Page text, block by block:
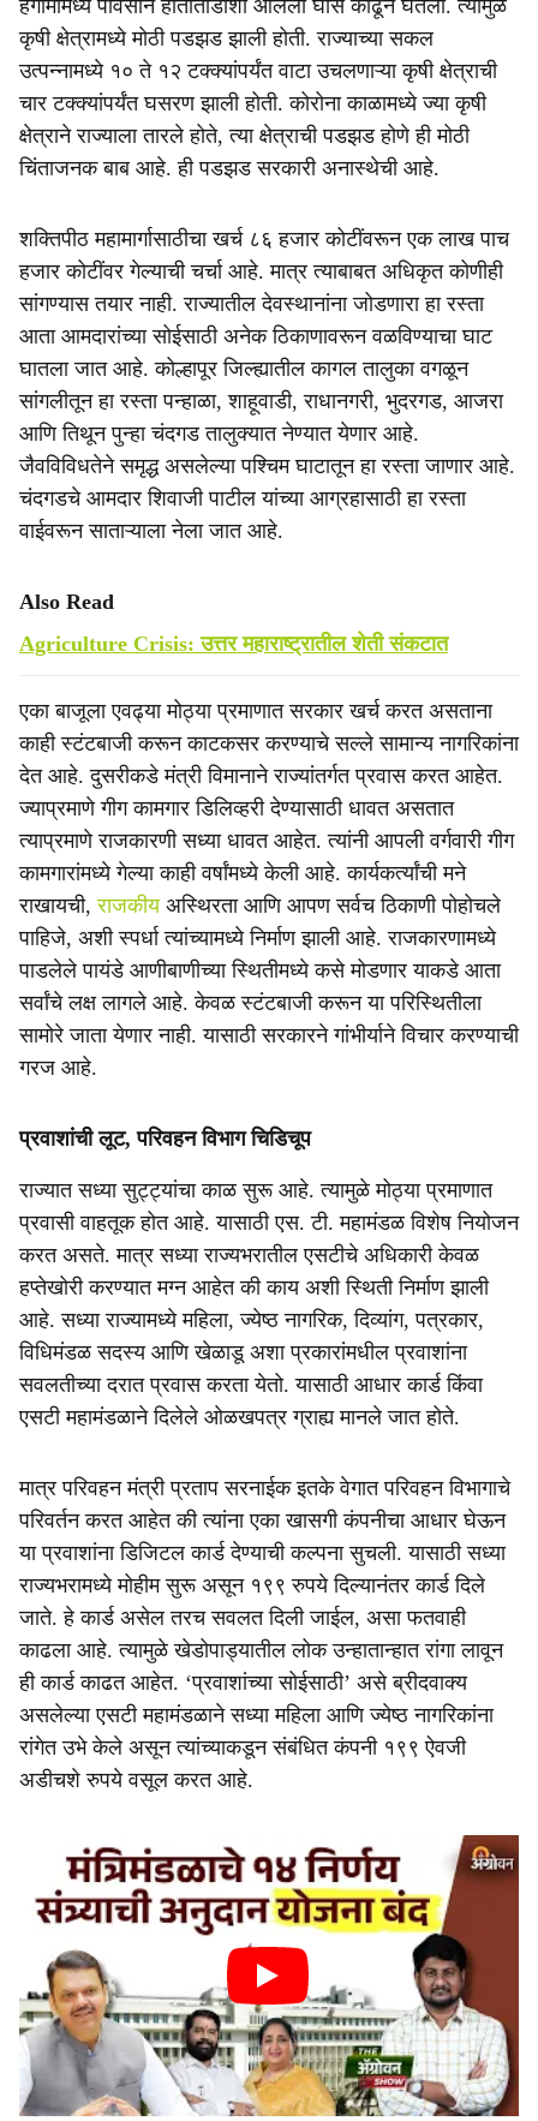
हंगामामध्ये पावसाने हातातोंडाशी आलेला घास काढून घेतला. त्यामुळे
कृषी क्षेत्रामध्ये मोठी पडझड झाली होती. राज्याच्या सकल
उत्पन्नामध्ये १० ते १२ टक्क्यांपर्यंत वाटा उचलणाऱ्या कृषी क्षेत्राची
चार टक्क्यांपर्यंत घसरण झाली होती. कोरोना काळामध्ये ज्या कृषी
क्षेत्राने राज्याला तारले होते, त्या क्षेत्राची पडझड होणे ही मोठी
चिंताजनक बाब आहे. ही पडझड सरकारी अनास्थेची आहे.
शक्तिपीठ महामार्गासाठीचा खर्च ८६ हजार कोटींवरून एक लाख पाच
हजार कोटींवर गेल्याची चर्चा आहे. मात्र त्याबाबत अधिकृत कोणीही
सांगण्यास तयार नाही. राज्यातील देवस्थानांना जोडणारा हा रस्ता
आता आमदारांच्या सोईसाठी अनेक ठिकाणावरून वळविण्याचा घाट
घातला जात आहे. कोल्हापूर जिल्ह्यातील कागल तालुका वगळून
सांगलीतून हा रस्ता पन्हाळा, शाहूवाडी, राधानगरी, भुदरगड, आजरा
आणि तिथून पुन्हा चंदगड तालुक्यात नेण्यात येणार आहे.
जैवविविधतेने समृद्ध असलेल्या पश्चिम घाटातून हा रस्ता जाणार आहे.
चंदगडचे आमदार शिवाजी पाटील यांच्या आग्रहासाठी हा रस्ता
वाईवरून साताऱ्याला नेला जात आहे.
Also Read
Agriculture Crisis: उत्तर महाराष्ट्रातील शेती संकटात
एका बाजूला एवढ्या मोठ्या प्रमाणात सरकार खर्च करत असताना
काही स्टंटबाजी करून काटकसर करण्याचे सल्ले सामान्य नागरिकांना
देत आहे. दुसरीकडे मंत्री विमानाने राज्यांतर्गत प्रवास करत आहेत.
ज्याप्रमाणे गीग कामगार डिलिव्हरी देण्यासाठी धावत असतात
त्याप्रमाणे राजकारणी सध्या धावत आहेत. त्यांनी आपली वर्गवारी गीग
कामगारांमध्ये गेल्या काही वर्षांमध्ये केली आहे. कार्यकर्त्यांची मने
राखायची,राजकीय अस्थिरता आणि आपण सर्वच ठिकाणी पोहोचले
पाहिजे, अशी स्पर्धा त्यांच्यामध्ये निर्माण झाली आहे. राजकारणामध्ये
पाडलेले पायंडे आणीबाणीच्या स्थितीमध्ये कसे मोडणार याकडे आता
सर्वांचे लक्ष लागले आहे. केवळ स्टंटबाजी करून या परिस्थितीला
सामोरे जाता येणार नाही. यासाठी सरकारने गांभीर्याने विचार करण्याची
गरज आहे.
प्रवाशांची लूट, परिवहन विभाग चिडिचूप
राज्यात सध्या सुट्ट्यांचा काळ सुरू आहे. त्यामुळे मोठ्या प्रमाणात
प्रवासी वाहतूक होत आहे. यासाठी एस. टी. महामंडळ विशेष नियोजन
करत असते. मात्र सध्या राज्यभरातील एसटीचे अधिकारी केवळ
हप्तेखोरी करण्यात मग्न आहेत की काय अशी स्थिती निर्माण झाली
आहे. सध्या राज्यामध्ये महिला, ज्येष्ठ नागरिक, दिव्यांग, पत्रकार,
विधिमंडळ सदस्य आणि खेळाडू अशा प्रकारांमधील प्रवाशांना
सवलतीच्या दरात प्रवास करता येतो. यासाठी आधार कार्ड किंवा
एसटी महामंडळाने दिलेले ओळखपत्र ग्राह्य मानले जात होते.
मात्र परिवहन मंत्री प्रताप सरनाईक इतके वेगात परिवहन विभागाचे
परिवर्तन करत आहेत की त्यांना एका खासगी कंपनीचा आधार घेऊन
या प्रवाशांना डिजिटल कार्ड देण्याची कल्पना सुचली. यासाठी सध्या
राज्यभरामध्ये मोहीम सुरू असून १९९ रुपये दिल्यानंतर कार्ड दिले
जाते. हे कार्ड असेल तरच सवलत दिली जाईल, असा फतवाही
काढला आहे. त्यामुळे खेडोपाड्यातील लोक उन्हातान्हात रांगा लावून
ही कार्ड काढत आहेत. ‘प्रवाशांच्या सोईसाठी’ असे ब्रीदवाक्य
असलेल्या एसटी महामंडळाने सध्या महिला आणि ज्येष्ठ नागरिकांना
रांगेत उभे केले असून त्यांच्याकडून संबंधित कंपनी १९९ ऐवजी
अडीचशे रुपये वसूल करत आहे.